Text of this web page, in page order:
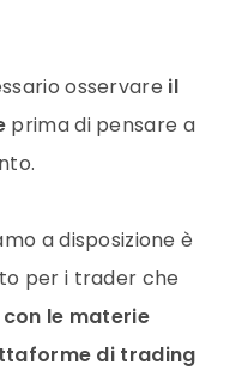
osservare il
prima di pensare a
a disposizione è
per i trader che
con le materie
di trading